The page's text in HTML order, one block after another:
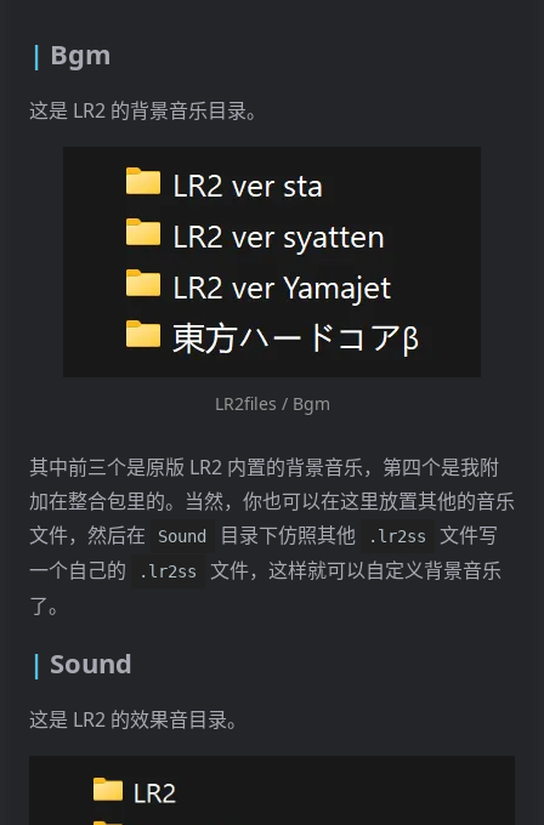
Bgm
这是 LR2 的背景音乐目录。
LR2files / Bgm
其中前三个是原版 LR2 内置的背景音乐，第四个是我附
加在整合包里的。当然，你也可以在这里放置其他的音乐
文件，然后在
Sound 目录下仿照其他 .lr2ss
文件写
一个自己的
.lr2ss
文件，这样就可以自定义背景音乐
了。
Sound
这是 LR2 的效果音目录。